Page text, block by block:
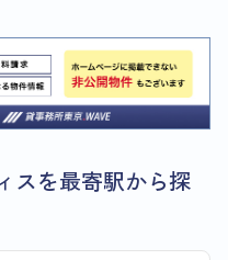
スを最寄駅から探